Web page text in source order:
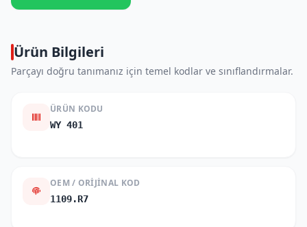
Ürün Bilgileri
Parçayı doğru tanımanız için temel kodlar ve sınıflandırmalar.
ÜRÜN KODU
WY 401
OEM / ORIJINAL KOD
1109.R7